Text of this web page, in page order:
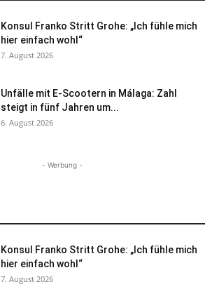
Konsul Franko Stritt Grohe: „Ich fühle mich
hier einfach wohl“
7. August 2026
Unfälle mit E-Scootern in Málaga: Zahl
steigt in fünf Jahren um...
6. August 2026
- Werbung -
Konsul Franko Stritt Grohe: „Ich fühle mich
hier einfach wohl“
7. August 2026